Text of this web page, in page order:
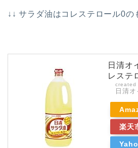
↓↓ サラダ油はコレステロール0の
日清オ
レステ
created
日清
楽天